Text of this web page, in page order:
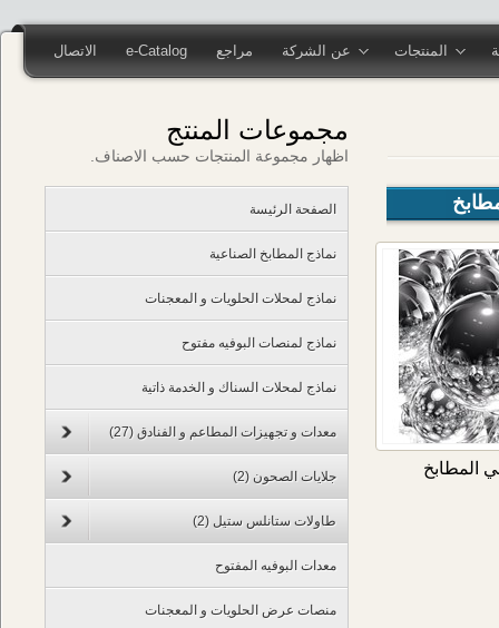
المنتجات عن الشركة مراجع e-Catalog الاتصال
المطابخ
مجموعات المنتج
اظهار مجموعة المنتجات حسب الاصناف.
الصفحة الرئيسة
نماذج المطابخ الصناعية
نماذج لمحلات الحلويات و المعجنات
نماذج لمنصات البوفيه مفتوح
نماذج لمحلات السناك و الخدمة ذاتية
معدات و تجهيزات المطاعم و الفنادق (27)
جلايات الصحون (2)
طاولات ستانلس ستيل (2)
معدات البوفيه المفتوح
منصات عرض الحلويات و المعجنات